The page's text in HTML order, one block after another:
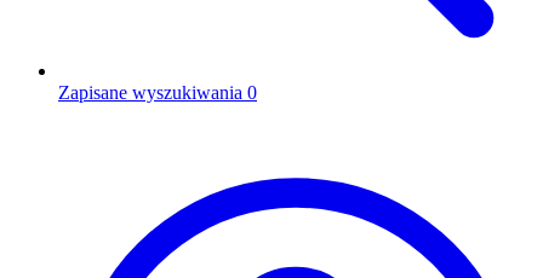
Zapisane wyszukiwania 0